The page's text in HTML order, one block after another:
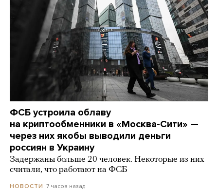
ФСБ устроила облаву
на криптообменники в «Москва-Сити» —
через них якобы выводили деньги
россиян в Украину
Задержаны больше 20 человек. Некоторые из них
считали, что работают на ФСБ
НОВОСТИ 7 часов назад